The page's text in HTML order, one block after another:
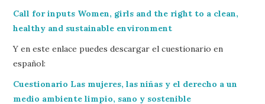
Call for inputs Women, girls and the right to a clean,
healthy and sustainable environment
Y en este enlace puedes descargar el cuestionario en
español:
Cuestionario Las mujeres, las niñas y el derecho a un
medio ambiente limpio, sano y sostenible